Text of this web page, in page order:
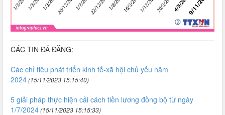
CÁC TIN ĐÃ ĐĂNG:
Các chỉ tiêu phát triển kinh tế-xã hội chủ yếu năm
2024(15/11/2023 15:15:40)
5 giải pháp thực hiện cải cách tiền lương đồng bộ từ ngày
1/7/2024(15/11/2023 15:15:33)